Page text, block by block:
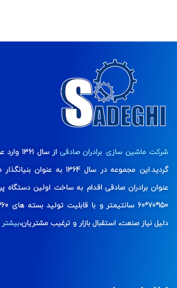
شرکت ماشین سازی برادران صادقی
از سال
گردید.این مجموعه در سال 1364
عنوان برادران صادقی اقدام به ساخت اولین دستگاه
دلیل نیاز صنعت، استقبال بازار و ترغیب مشتریان،